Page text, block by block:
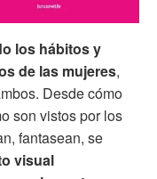
los hábitos y
de las mujeres,
Desde cómo
son vistos por los
fantasean, se
visual